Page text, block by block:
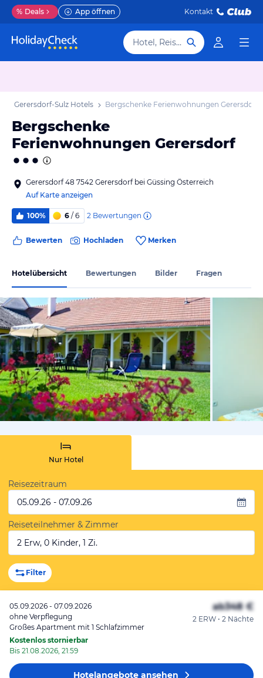
% Deals App öffnen Kontakt
Hotel, Reiseziel
Gerersdorf-Sulz Hotels Bergschenke Ferienwohnungen Gerersdorf
Bergschenke
Ferienwohnungen Gerersdorf
Gerersdorf 48 7542 Gerersdorf bei Güssing Österreich
Auf Karte anzeigen
100% 6 / 6 2 Bewertungen
Bewerten Hochladen Merken
Hotelübersicht Bewertungen Bilder Fragen
von
Nur Hotel
Reisezeitraum
05.09.26 - 07.09.26
Reiseteilnehmer & Zimmer
2 Erw, 0 Kinder, 1 Zi.
Filter
05.09.2026 - 07.09.2026
ohne Verpflegung
Großes Apartment mit 1 Schlafzimmer
Kostenlos stornierbar
Bis 21.08.2026, 21:59
ab348 €
2 ERW • 2 Nächte
Hotelangeboteansehen